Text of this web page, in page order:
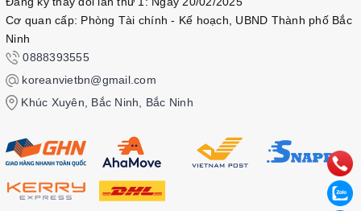
Cơ quan cấp: Phòng Tài chính - Kế hoạch, UBND Thành phố Bắc
Ninh
0888393555
koreanvietbn@gmail.com
Khúc Xuyên, Bắc Ninh, Bắc Ninh